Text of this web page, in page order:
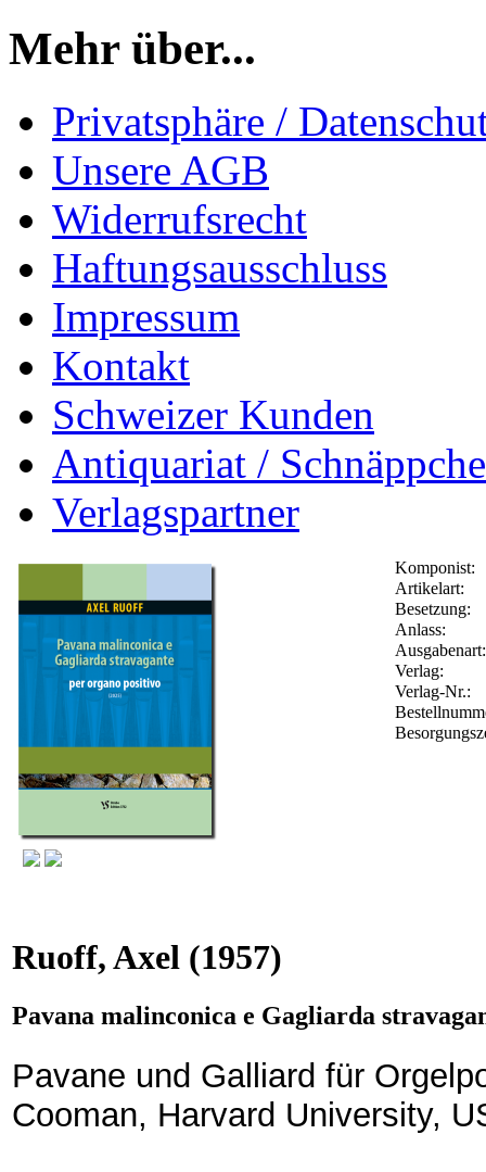
Mehr über...
Privatsphäre /
Unsere AGB
Widerrufsrecht
Haftungsausschluss
Impressum
Kontakt
Schweizer Kunden
Antiquariat /
Verlagspartner
Komponist:
Artikelart:
Besetzung:
Anlass:
Ausgabenart:
Verlag:
Verlag-Nr.:
Ruoff, Axel (1957)
Pavana malinconica e Gagliarda
Pavane und Galliard für
Cooman, Harvard University,